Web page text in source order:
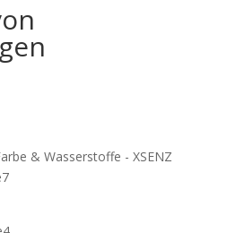
& Wasserstoffe - XSENZ
77